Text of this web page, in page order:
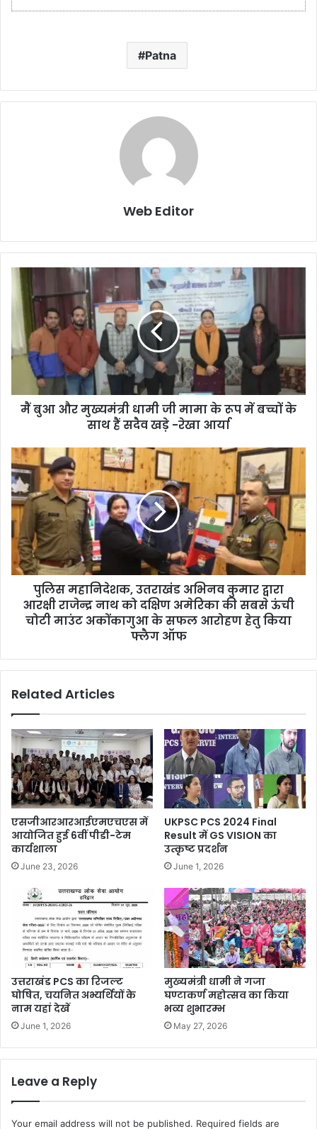
Patna
Web Editor
मैं बुआ और मुख्यमंत्री धामी जी मामा के रूप में बच्चों के
साथ हैं सदैव खड़े -रेखा आर्या
पुलिस महानिदेशक, उतराखंड अभिनव कुमार द्वारा
आरक्षी राजेन्द्र नाथ को दक्षिण अमेरिका की सबसे ऊंची
चोटी माउंट अकोंकागुआ के सफल आरोहण हेतु किया
फ्लैग ऑफ
Related Articles
एसजीआरआरआईएमएचएस में
आयोजित हुई 6वीं पीडी-टेम
कार्यशाला
June 23, 2026
UKPSC PCS 2024 Final
Result में GS VISION का
उत्कृष्ट प्रदर्शन
June 1, 2026
उत्तराखंड PCS का रिजल्ट
घोषित, चयनित अभ्यर्थियों के
नाम यहां देखें
June 1, 2026
मुख्यमंत्री धामी ने गजा
घण्टाकर्ण महोत्सव का किया
भव्य शुभारम्भ
May 27, 2026
Leave a Reply
Your email address will not be published. Required fields are